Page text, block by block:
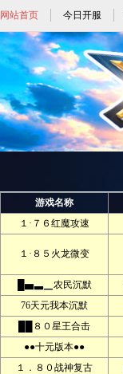
网站首页 今日开服
游戏名称
１·７６红魔攻速
１·８５火龙微变
█▅▃▁农民沉默
76天元我本沉默
██８０星王合击
●●十元版本●●
１．８０战神复古